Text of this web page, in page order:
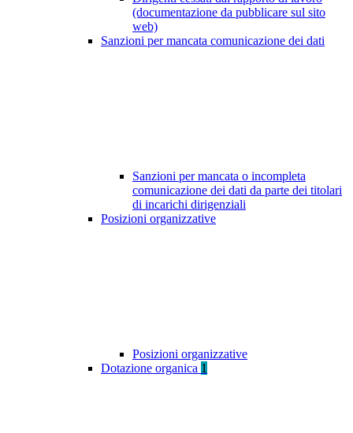
(documentazione da pubblicare sul sito
web)
Sanzioni per mancata comunicazione dei dati
Sanzioni per mancata o incompleta
comunicazione dei dati da parte dei titolari
di incarichi dirigenziali
Posizioni organizzative
Posizioni organizzative
Dotazione organica 1